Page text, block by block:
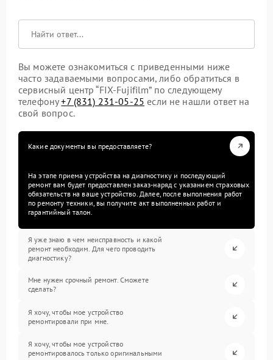
Вы можете ознакомиться с приведенными ниже
часто задаваемыми вопросами, либо обратиться в
сервисный центр “FIX-Fujifilm” по следующему
телефону+7 (831) 231-05-25 если не нашли ответ на
свой вопрос.
Какие документы вы предоставляете?
На этапе приема устройства на диагностику и последующий
ремонт вам будет предоставлен заказ-наряд с указанием страховых
обязательств на ваше устройство. Далее, после выполнения работ
по ремонту техники, вы получите акт выполненных работ и
гарантийный талон.
Я уже знаю в чем неисправность и какой
ремонт необходим. Для чего проводить
диагностику?
Мне нужен срочный ремонт. Сможете
сделать?
Я хочу, чтобы мое устройство
ремонтировали при мне.
Я хочу, чтобы мое устройство
ремонтировалось только оригинальными